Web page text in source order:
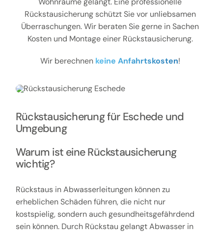
Rückstausicherung schützt Sie vor unliebsamen
Überraschungen. Wir beraten Sie gerne in Sachen
Kosten und Montage einer Rückstausicherung.
Wir berechnen keine Anfahrtskosten!
Rückstausicherung für Eschede und
Umgebung
Warum ist eine Rückstausicherung
wichtig?
Rückstaus in Abwasserleitungen können zu
erheblichen Schäden führen, die nicht nur
kostspielig, sondern auch gesundheitsgefährdend
sein können. Durch Rückstau gelangt Abwasser in